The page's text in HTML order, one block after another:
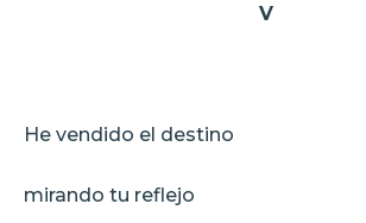
V
He vendido el destino
mirando tu reflejo